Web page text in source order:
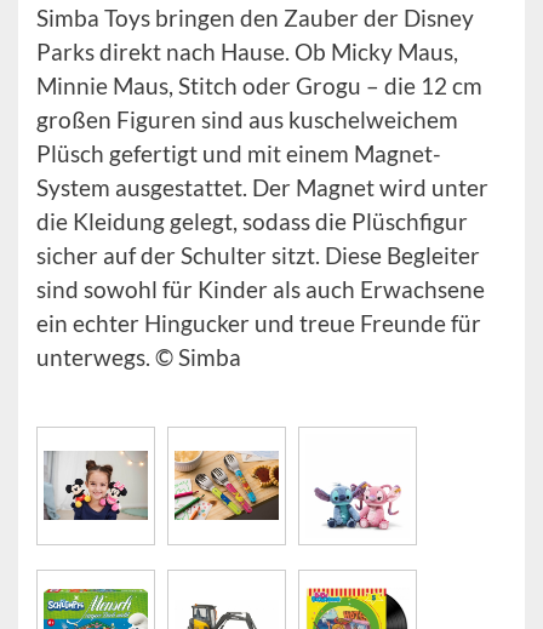
Simba Toys bringen den Zauber der Disney
Parks direkt nach Hause. Ob Micky Maus,
Minnie Maus, Stitch oder Grogu – die 12 cm
großen Figuren sind aus kuschelweichem
Plüsch gefertigt und mit einem Magnet-
System ausgestattet. Der Magnet wird unter
die Kleidung gelegt, sodass die Plüschfigur
sicher auf der Schulter sitzt. Diese Begleiter
sind sowohl für Kinder als auch Erwachsene
ein echter Hingucker und treue Freunde für
unterwegs. © Simba